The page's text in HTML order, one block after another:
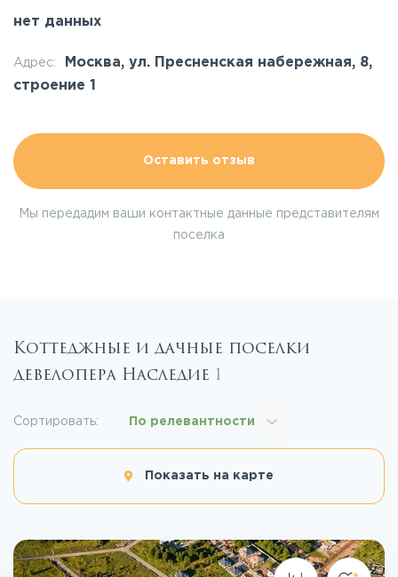
нет данных
Адрес:
Москва, ул. Пресненская набережная, 8,
строение 1
Оставить отзыв
Мы передадим ваши контактные данные представителям
поселка
Коттеджные и дачные поселки
девелопера Наследие 1
Показать на карте
Сортировать: По релевантности